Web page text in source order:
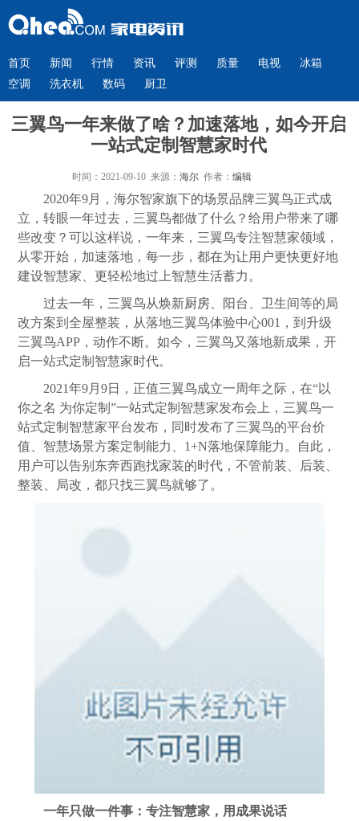
首页 新闻 行情 资讯 评测 质量 电视
冰箱
空调
洗衣机 数码 厨卫
三翼鸟一年来做了啥？加速落地，如今开启
一站式定制智慧家时代
时间：2021-09-10 来源： 海尔作者： 编辑
2020年9月，海尔智家旗下的场景品牌三翼鸟正式成
立，转眼一年过去，三翼鸟都做了什么？给用户带来了哪
些改变？可以这样说，一年来，三翼鸟专注智慧家领域，
从零开始，加速落地，每一步，都在为让用户更快更好地
建设智慧家、更轻松地过上智慧生活蓄力。
过去一年，三翼鸟从焕新厨房 、阳台、卫生间等的局
改方案到全屋整装，从落地三翼鸟体验中心001，到升级
三翼鸟APP，动作不断。如今，三翼鸟又落地新成果，开
启一站式定制智慧家时代。
2021年9月9日，正值三翼鸟成立一周年之际，在“以
你之名 为你定制”一站式定制智慧家发布会上，三翼鸟一
站式定制智慧家平台发布，同时发布了三翼鸟的平台价
值、智慧场景方案定制能力、1+N落地保障能力。自此，
用户可以告别东奔西跑找家装的时代，不管前装、后装、
整装、局改，都只找三翼鸟就够了。
一年只做一件事：专注智慧家，用成果说话